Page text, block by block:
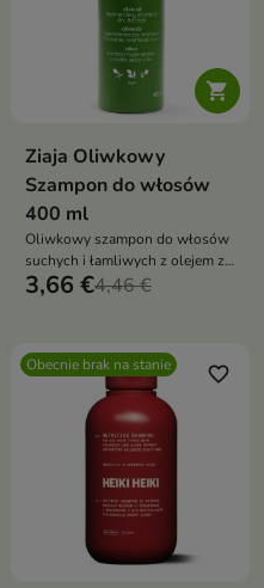

Ziaja Oliwkowy
Szampon do włosów
400 ml
Oliwkowy szampon do włosów
suchych i łamliwych z olejem z
oliwek, mocznikiem i
3,66 €4,46 €
Obecnie brak na stanie favorite_border